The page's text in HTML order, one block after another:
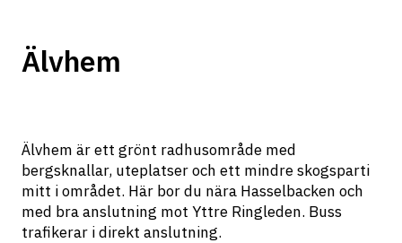
Älvhem
Älvhem är ett grönt radhusområde med
bergsknallar, uteplatser och ett mindre skogsparti
mitt i området. Här bor du nära Hasselbacken och
med bra anslutning mot Yttre Ringleden. Buss
trafikerar i direkt anslutning.